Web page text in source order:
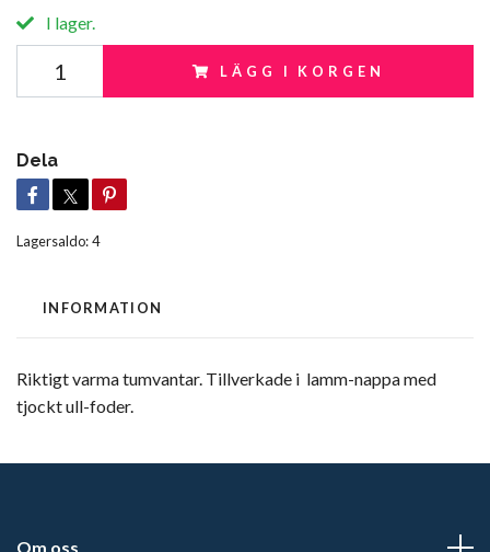
I lager.
LÄGG I KORGEN
Dela
Lagersaldo:4
INFORMATION
Riktigt varma tumvantar. Tillverkade i lamm-nappa med
tjockt ull-foder.
Om oss